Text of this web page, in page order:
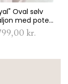
Oval sølv
med poter
personlig
gravering
kr.